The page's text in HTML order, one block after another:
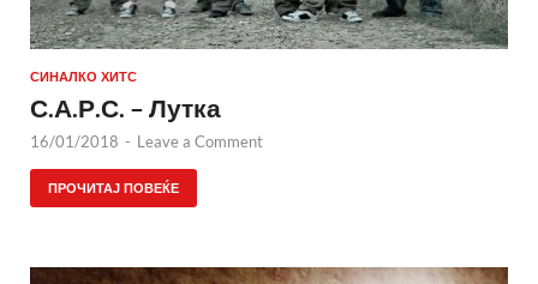
СИНАЛКО ХИТС
С.А.Р.С. – Лутка
16/01/2018 - Leave a Comment
ПРОЧИТАЈ ПОВЕЌЕ